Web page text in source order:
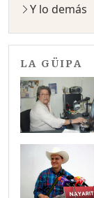
Y lo demás
LA GÜIPA